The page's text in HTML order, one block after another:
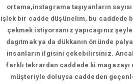
ortama,instagrama taşıyanların
işlek bir cadde düşünelim, bu caddede
çekmek istiyorsanız yapıcagınız
dagıtmak ya da dükkanın önünde
insanların ilgisini çekebilirsiniz.
farklı tekrardan caddede ki
müşteriyle doluysa caddeden